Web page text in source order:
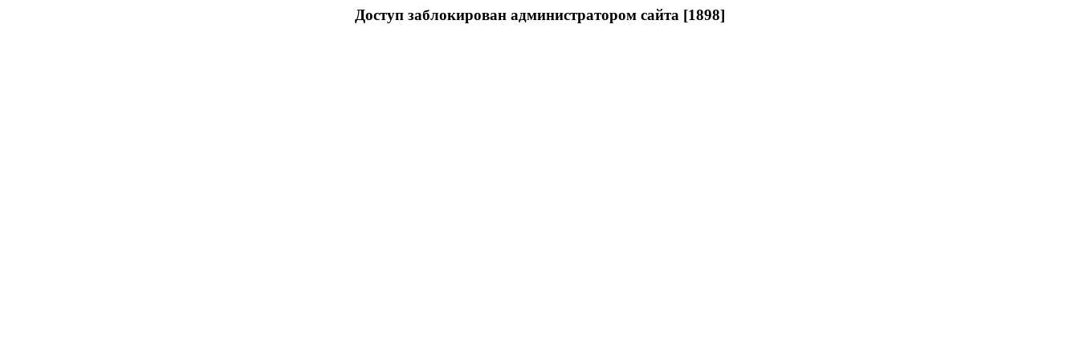
Доступ заблокирован администратором сайта [1898]